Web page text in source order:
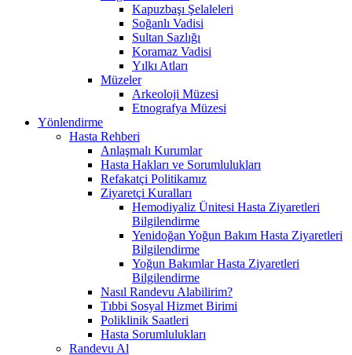
Kapuzbaşı Şelaleleri
Soğanlı Vadisi
Sultan Sazlığı
Koramaz Vadisi
Yılkı Atları
Müzeler
Arkeoloji Müzesi
Etnografya Müzesi
Yönlendirme
Hasta Rehberi
Anlaşmalı Kurumlar
Hasta Hakları ve Sorumlulukları
Refakatçi Politikamız
Ziyaretçi Kuralları
Hemodiyaliz Ünitesi Hasta Ziyaretleri
Bilgilendirme
Yenidoğan Yoğun Bakım Hasta Ziyaretleri
Bilgilendirme
Yoğun Bakımlar Hasta Ziyaretleri
Bilgilendirme
Nasıl Randevu Alabilirim?
Tıbbi Sosyal Hizmet Birimi
Poliklinik Saatleri
Hasta Sorumlulukları
Randevu Al